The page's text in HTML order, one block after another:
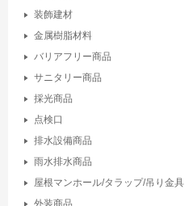
装飾建材
金属樹脂材料
バリアフリー商品
サニタリー商品
採光商品
点検口
排水設備商品
雨水排水商品
屋根マンホール/タラップ/吊り金具
外装商品